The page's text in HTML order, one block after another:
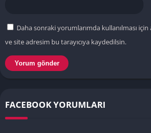
Daha sonraki yorumlarımda kullanılması
ve site adresim bu tarayıcıya kaydedilsin.
FACEBOOK YORUMLARI